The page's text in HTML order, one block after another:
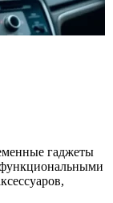
гаджеты
функциональными